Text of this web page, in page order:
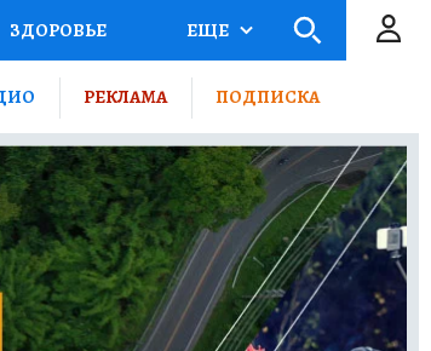
ЗДОРОВЬЕ
ВСЕ О КП
ЕЩЕ
РЕКЛАМА ПОДПИСКА